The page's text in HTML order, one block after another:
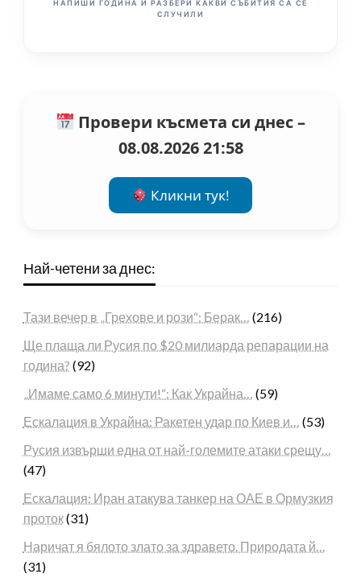
НАПИШИ ГОДИНА И РАЗБЕРИ КАКВИ СЪБИТИЯ СА СЕ
СЛУЧИЛИ
Провери късмета си днес –
08.08.2026 21:58
Кликни тук!
Най-четени за днес:
Тази вечер в „Грехове и рози“: Берак… (216)
Ще плаща ли Русия по $20 милиарда репарации на
година? (92)
„Имаме само 6 минути!“: Как Украйна… (59)
Ескалация в Украйна: Ракетен удар по Киев и… (53)
Русия извърши една от най-големите атаки срещу…
(47)
Ескалация: Иран атакува танкер на ОАЕ в Ормузкия
проток(31)
Наричат я бялото злато за здравето. Природата й…
(31)